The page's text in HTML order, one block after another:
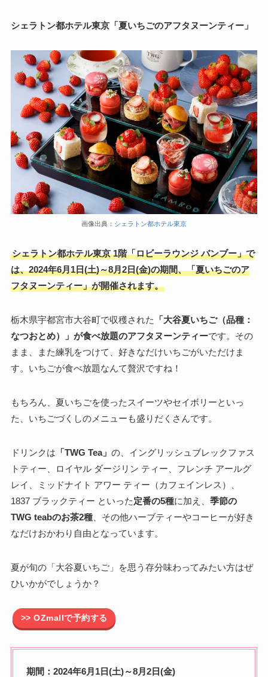
シェラトン都ホテル東京「夏いちごのアフタヌーンティー」
画像出典： シェラトン都ホテル東京
シェラトン都ホテル東京 1階「ロビーラウンジ バンブー」で
は、2024年6月1日(土)～8月2日(金)の期間、「夏いちごのア
フタヌーンティー」が開催されます。
栃木県宇都宮市大谷町で収穫された
「大谷夏いちご（品種：
なつおとめ）」が食べ放題のアフタヌーンティーです。その
まま、また練乳をつけて、好きなだけいちごがいただけま
す。いちごが食べ放題なんて贅沢ですね！
もちろん、夏いちごを使ったスイーツやセイボリーといっ
た、いちごづくしのメニューも盛りだくさんです。
ドリンクは 「TWG Tea」 の、イングリッシュブレックファス
トティー、ロイヤル ダージリン ティー、フレンチ アールグ
レイ、ミッドナイト アワー ティー（カフェインレス）、
1837 ブラックティー といった定番の5種に加え、 季節の
TWG teabのお茶2種、その他ハーブティーやコーヒーが好き
なだけおかわり自由となっています。
夏が旬の「大谷夏いちご」を思う存分味わってみたい方はぜ
ひいかがでしょうか？
>> OZmallで予約する
期間：2024年6月1日(土)～8月2日(金)